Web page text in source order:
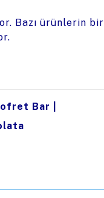
Bazı ürünlerin bir
Bar